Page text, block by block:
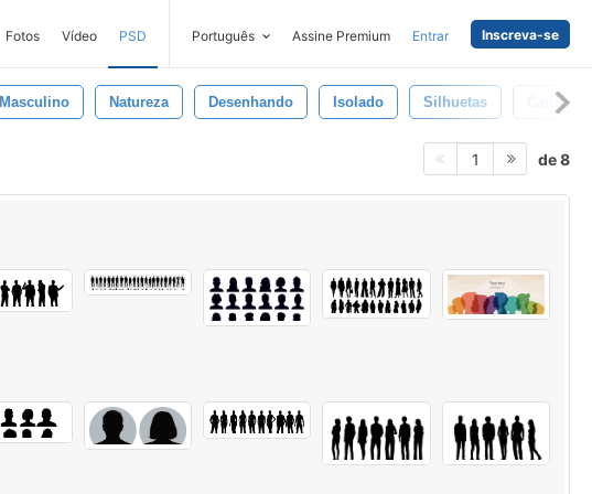
Fotos Vídeo PSD Português Assine Premium Entrar Inscreva-se
Masculino Natureza Desenhando Isolado Silhuetas Caneca
1 de 8